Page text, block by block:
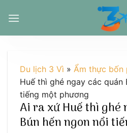
đến
Du lịch 3 Vì » Ẩm thực bốn
Huế thì ghé ngay các quán
tiếng một phương
Ai ra xứ Huế thì ghé
Bún hến ngon nổi